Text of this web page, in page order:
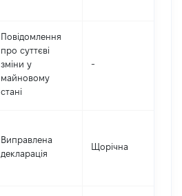
Повідомлення
про суттєві
зміни y
майновому
стані
-
Виправлена
декларація
Щорічна